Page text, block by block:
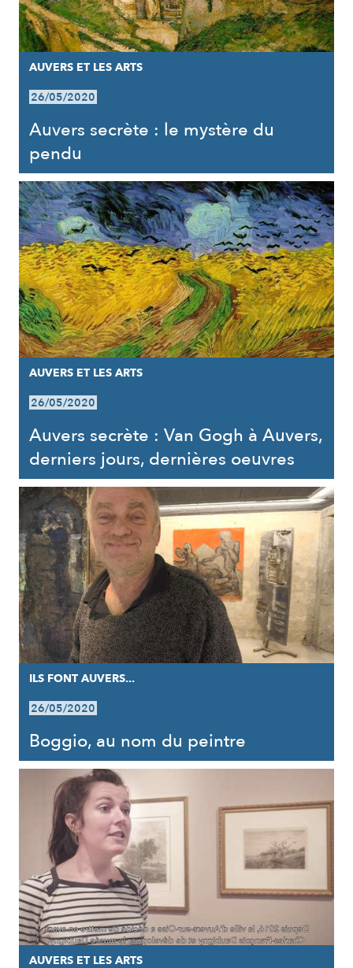
AUVERS ET LES ARTS
26/05/2020
Auvers secrète : le mystère du
pendu
AUVERS ET LES ARTS
26/05/2020
Auvers secrète : Van Gogh à Auvers,
derniers jours, dernières oeuvres
ILS FONT AUVERS...
26/05/2020
Boggio, au nom du peintre
AUVERS ET LES ARTS